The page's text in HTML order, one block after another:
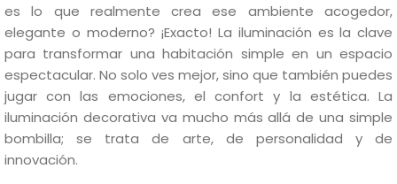
es lo que realmente crea ese ambiente acogedor,
elegante o moderno? ¡Exacto! La iluminación es la clave
para transformar una habitación simple en un espacio
espectacular. No solo ves mejor, sino que también puedes
jugar con las emociones, el confort y la estética. La
iluminación decorativa va mucho más allá de una simple
bombilla; se trata de arte, de personalidad y de
innovación.